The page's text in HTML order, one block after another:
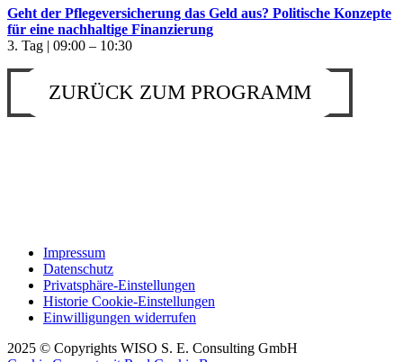
Geht der Pflegeversicherung das Geld aus? Politische Konzepte
für eine nachhaltige Finanzierung
3. Tag | 09:00 – 10:30
ZURÜCK ZUM PROGRAMM
Impressum
Datenschutz
Privatsphäre-Einstellungen
Historie Cookie-Einstellungen
Einwilligungen widerrufen
2025 © Copyrights WISO S. E. Consulting GmbH